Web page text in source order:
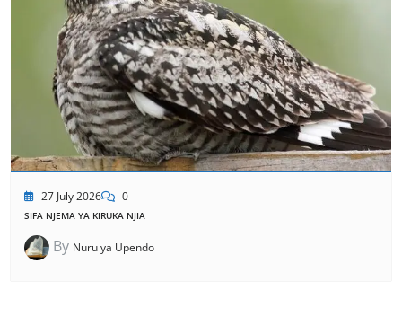
27 July 2026 0
SIFA NJEMA YA KIRUKA NJIA
By Nuru ya Upendo